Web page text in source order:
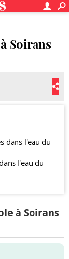
Soirans
dans l'eau du
l'eau du
à Soirans